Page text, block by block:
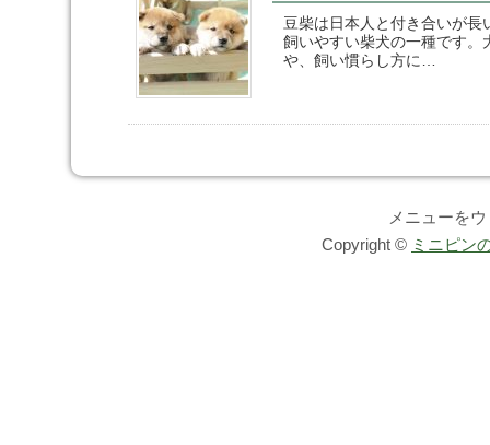
豆柴は日本人と付き合いが長
飼いやすい柴犬の一種です。
や、飼い慣らし方に…
メニューをウ
Copyright © ミニピン